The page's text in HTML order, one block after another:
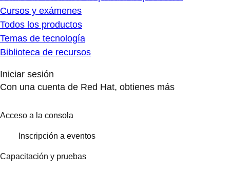
Cursos y exámenes
Todos los productos
Temas de tecnología
Biblioteca de recursos
Iniciar sesión
Con una cuenta de Red Hat, obtienes más
Acceso a la consola
Inscripción a eventos
Capacitación y pruebas